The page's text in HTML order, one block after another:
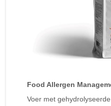
Food Allergen
Voer met